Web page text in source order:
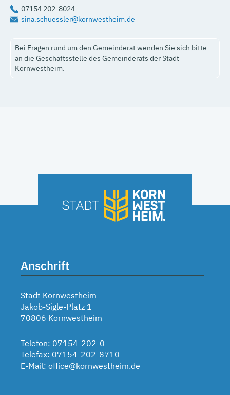
sina.schuessler@kornwestheim.de
07154 202-8024
Bei Fragen rund um den Gemeinderat wenden Sie sich bitte
an die Geschäftsstelle des Gemeinderats der Stadt
Kornwestheim.
Anschrift
Stadt Kornwestheim
Jakob-Sigle-Platz 1
70806 Kornwestheim
Telefon: 07154-202-0
Telefax: 07154-202-8710
E-Mail: office@kornwestheim.de